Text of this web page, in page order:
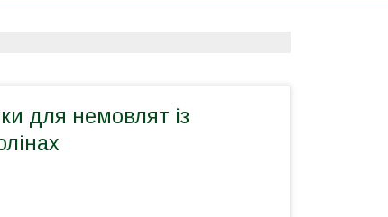
для немовлят із